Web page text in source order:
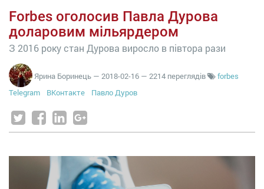
Forbes оголосив Павла Дурова
доларовим мільярдером
З 2016 року стан Дурова виросло в півтора рази
Ярина Боринець — 2018-02-16 — 2214 переглядів
forbes
Telegram
ВКонтакте Павло Дуров